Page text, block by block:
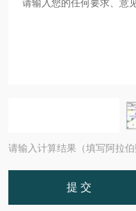
请输入计算结果（填写阿拉